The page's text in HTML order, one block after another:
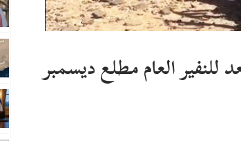
العام مطلع ديسمبر